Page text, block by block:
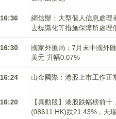
16:36
網信辦：大型個人信息處理
去標識化等措施保障所處理
16:30
國家外匯局：7月末中國外
美元 升幅0.07%
16:24 山金國際：港股上市工作正
16:20
【異動股】港股跌幅榜前十
(08611.HK)跌21.43%，天